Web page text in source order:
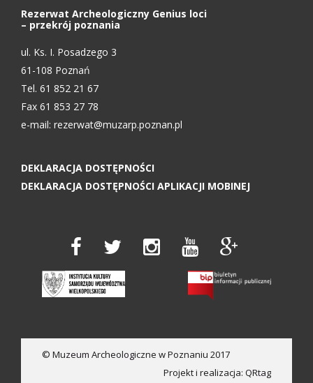
Rezerwat Archeologiczny Genius loci
– przekrój poznania
ul. Ks. I. Posadzego 3
61-108 Poznań
Tel. 61 852 21 67
Fax 61 853 27 78
e-mail: rezerwat@muzarp.poznan.pl
DEKLARACJA DOSTĘPNOŚCI
DEKLARACJA DOSTĘPNOŚCI APLIKACJI MOBINEJ
© Muzeum Archeologiczne w Poznaniu 2017
Projekt i realizacja: QRtag